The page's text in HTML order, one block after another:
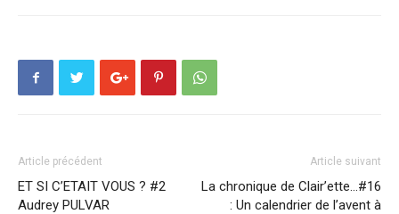
Article précédent
ET SI C’ETAIT VOUS ? #2
Audrey PULVAR
Article suivant
La chronique de Clair’ette…#16
: Un calendrier de l’avent à